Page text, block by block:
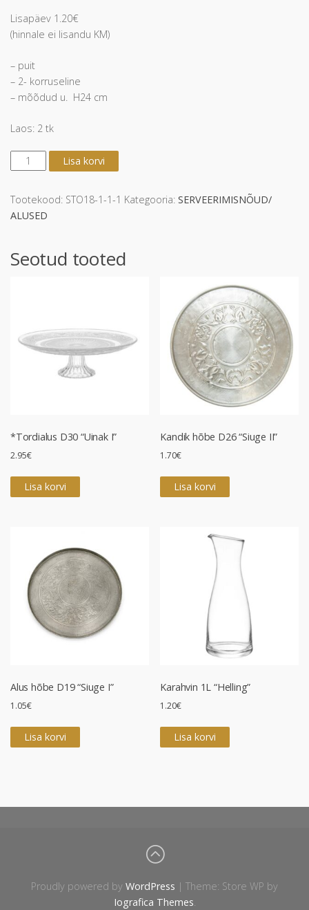
Lisapäev 1.20€
(hinnale ei lisandu KM)
– puit
– 2- korruseline
– mõõdud u. H24 cm
Laos: 2 tk
*Korrusvaagen
puit
"Riisik"
Lisa korvi
Tootekood: STO18-1-1-1 Kategooria: SERVEERIMISNÕUD/
ALUSED
Seotud tooted
*Tordialus D30 “Uinak I”
2.95€
Lisa korvi
Kandik hõbe D26 “Siuge II”
1.70€
Lisa korvi
Alus hõbe D19 “Siuge I”
1.05€
Lisa korvi
Karahvin 1L “Helling”
1.20€
Lisa korvi
Proudly powered by WordPress | Theme: Store WP by
Iografica Themes.